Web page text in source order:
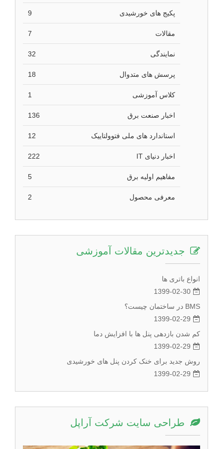
پکیج های خورشیدی 9
مقالات 7
نمایندگی 32
پرسش های متدوال 18
کلاس آموزشی 1
اخبار صنعت برق 136
استاندارد های ملی فتوولتاییک 12
اخبار دنیای IT 222
مفاهیم اولیه برق 5
معرفی محصول 2
جدیدترین مقالات آموزشی
انواع باتری ها
1399-02-30
BMS در ساختمان چیست؟
1399-02-29
کم شدن بازدهی پنل ها با افزایش دما
1399-02-29
روش جدید برای خنک کردن پنل های خورشیدی
1399-02-29
طراحی سایت شرکت آراپل